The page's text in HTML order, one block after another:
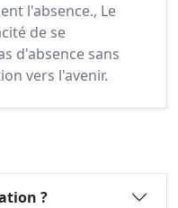
l'absence., Le
de se
d'absence sans
vers l'avenir.
?